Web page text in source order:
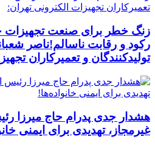
زنگ خطر برای صنعت تجهیزات
رکود و رقابت ناسالم!ناصر
تولیدکنندگان و تعمیرکاران
هشدار جدی پدرام حاج میرزا
غیرمجاز، تهدیدی برای ایمنی